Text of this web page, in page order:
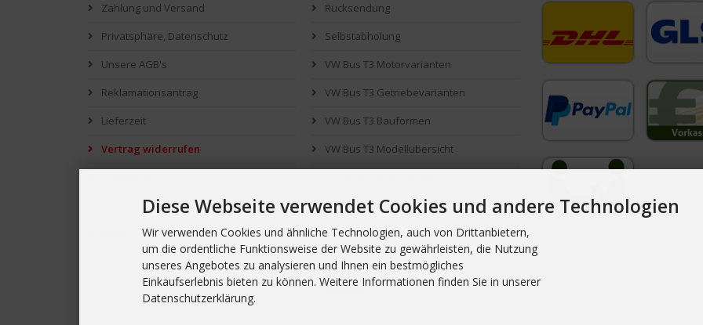
Zahlung und Versand
Privatsphäre, Datenschutz
Unsere AGB's
Reklamationsantrag
Lieferzeit
Vertrag widerrufen
Widerrufsbelehrung
Cookie Einstellungen
Rücksendung
Selbstabholung
VW Bus T3 Motorvarianten
VW Bus T3 Getriebevarianten
VW Bus T3 Bauformen
VW Bus T3 Modellübersicht
Was sind Powerflex Buchsen?
Downloads / Formulare
Link's
Sitemap
Diese Webseite verwendet Cookies und andere Technologien
Wir verwenden Cookies und ähnliche Technologien, auch von Drittanbietern,
um die ordentliche Funktionsweise der Website zu gewährleisten, die Nutzung
unseres Angebotes zu analysieren und Ihnen ein bestmögliches
Einkaufserlebnis bieten zu können. Weitere Informationen finden Sie in unserer
Datenschutzerklärung.